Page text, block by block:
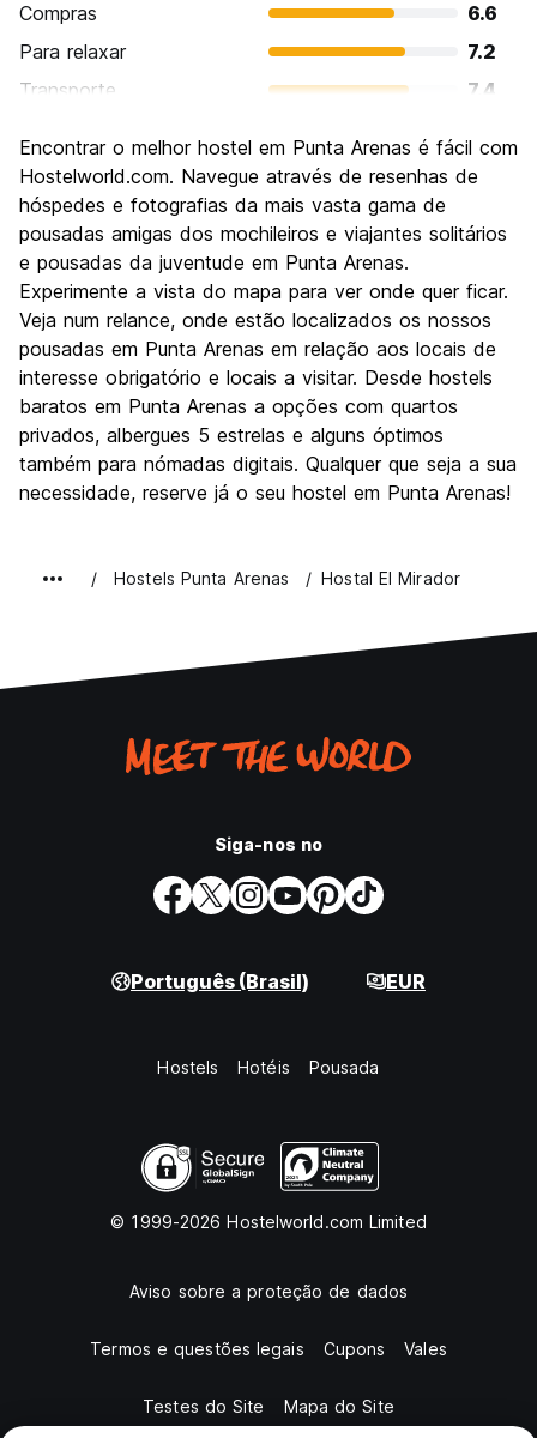
Compras
6.6
Para relaxar
7.2
Transporte
7.4
Cultura
6.7
Festas / vida noturna
Custo-beneficio
6.7
Encontrar o melhor hostel em Punta Arenas é fácil com
Hostelworld.com. Navegue através de resenhas de
hóspedes e fotografias da mais vasta gama de
pousadas amigas dos mochileiros e viajantes solitários
e pousadas da juventude em Punta Arenas.
Experimente a vista do mapa para ver onde quer ficar.
Veja num relance, onde estão localizados os nossos
pousadas em Punta Arenas em relação aos locais de
interesse obrigatório e locais a visitar. Desde hostels
baratos em Punta Arenas a opções com quartos
privados, albergues 5 estrelas e alguns óptimos
também para nómadas digitais. Qualquer que seja a sua
necessidade, reserve já o seu hostel em Punta Arenas!
Hostels Punta Arenas Hostal El Mirador
Siga-nos no
Português (Brasil) EUR
Hostels Hotéis Pousada
© 1999-2026 Hostelworld.com Limited
Aviso sobre a proteção de dados
Termos e questões legais Cupons Vales
Testes do Site Mapa do Site